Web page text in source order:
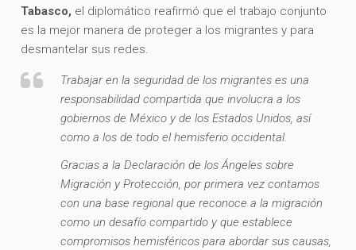
Tabasco, el diplomático reafirmó que el trabajo conjunto
es la mejor manera de proteger a los migrantes y para
desmantelar sus redes.
Trabajar en la seguridad de los migrantes es una
responsabilidad compartida que involucra a los
gobiernos de México y de los Estados Unidos, así
como a los de todo el hemisferio occidental.
Gracias a la Declaración de los Ángeles sobre
Migración y Protección, por primera vez contamos
con una base regional que reconoce a la migración
como un desafío compartido y que establece
compromisos hemisféricos para abordar sus causas,